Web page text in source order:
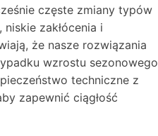
częste zmiany typów
zakłócenia i
że nasze rozwiązania
wzrostu sezonowego
techniczne z
zapewnić ciągłość